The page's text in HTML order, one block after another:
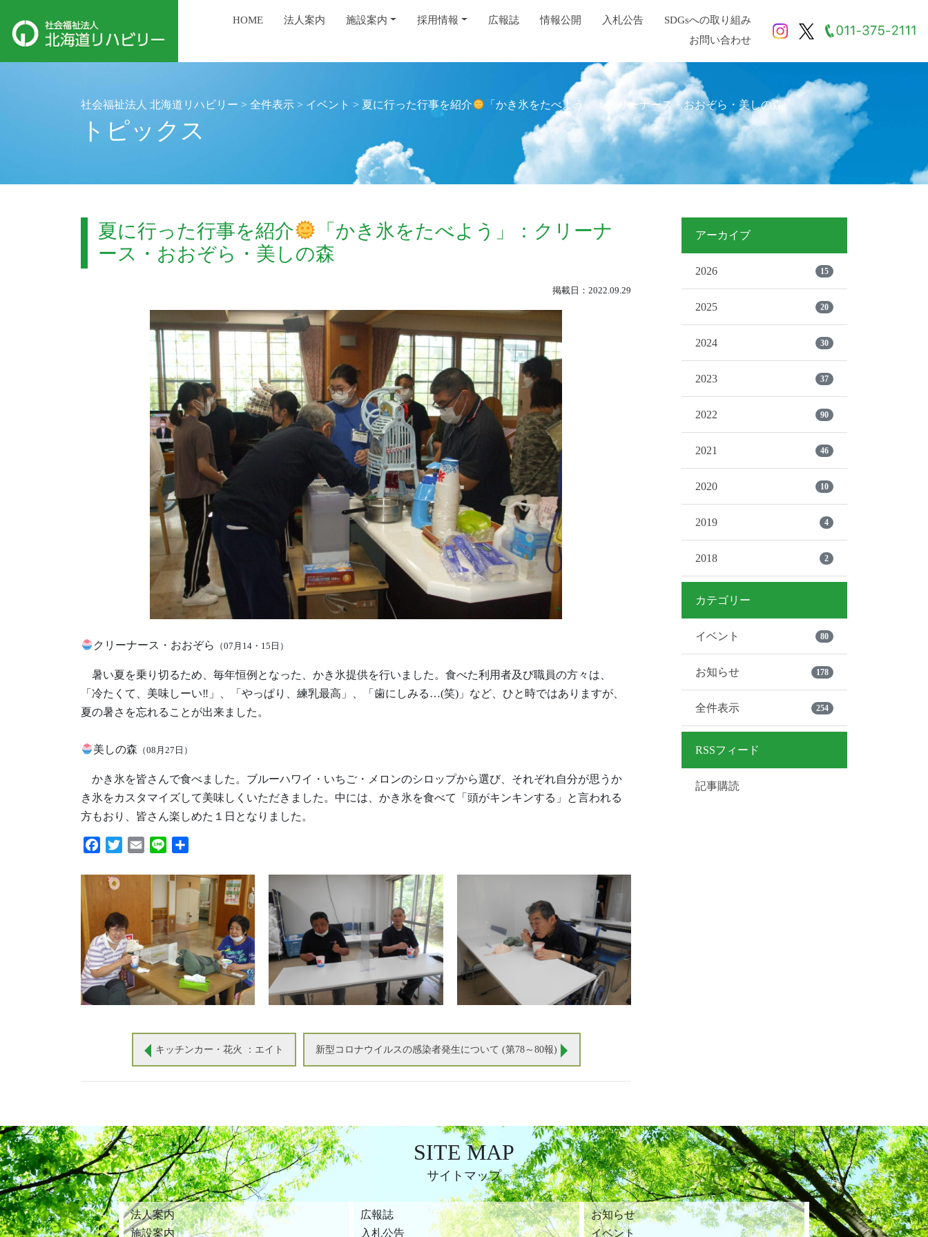
HOME 法人案内 施設案内 採用情報 広報誌 情報公開 入札公告
SDGsへの取り組み
お問い合わせ
社会福祉法人 北海道リハビリー > 全件表示 > イベント > 夏に行った行事を紹介 「かき氷をたべよう」：クリーナース・おおぞら・美しの森
トピックス
夏に行った行事を紹介
「かき氷をたべよう」：クリーナ
ース・おおぞら・美しの森
掲載日：2022.09.29
クリーナース・おおぞら （07月14・15日）
暑い夏を乗り切るため、毎年恒例となった、かき氷提供を行いました。食べた利用者及び職員の方々は、
「冷たくて、美味しーい‼」、「やっぱり、練乳最高」、「歯にしみる…(笑)」など、ひと時ではありますが、
夏の暑さを忘れることが出来ました。
美しの森 （08月27日）
かき氷を皆さんで食べました。ブルーハワイ・いちご・メロンのシロップから選び、それぞれ自分が思うか
き氷をカスタマイズして美味しくいただきました。中には、かき氷を食べて「頭がキンキンする」と言われる
方もおり、皆さん楽しめた１日となりました。
Facebook
TwitterEmail Line
キッチンカー・花火 ：エイト 新型コロナウイルスの感染者発生について (第78～80報)
アーカイブ
2026 15
2025 20
2024 30
2023 37
2022 90
2021 46
2020 10
2019 4
2018 2
カテゴリー
イベント 80
お知らせ 178
全件表示 254
RSSフィード
記事購読
SITE MAP
サイトマップ
法人案内
施設案内
広報誌
入札公告
お知らせ
イベント